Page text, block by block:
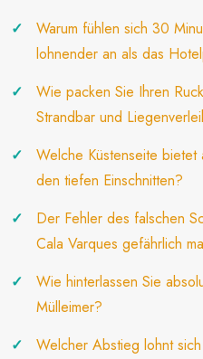
Warum fühlen sich 30
lohnender an als das
Wie packen Sie Ihren
Strandbar und
Welche Küstenseite bietet
den tiefen Einschnitten?
Der Fehler des falschen
Cala Varques gefährlich
Wie hinterlassen Sie
Mülleimer?
Welcher Abstieg lohnt